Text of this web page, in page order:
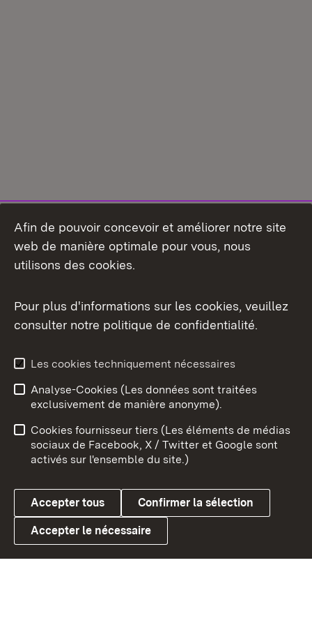
Aperçu des thèmes
Link zum Landesportal
Conseils d'utilisation
Confidentialité
Cookies
Afin de pouvoir concevoir et améliorer notre site
web de manière optimale pour vous, nous
utilisons des cookies.
Pour plus d'informations sur les cookies, veuillez
consulter notre politique de confidentialité.
Les cookies techniquement nécessaires
Analyse-Cookies (Les données sont traitées
exclusivement de manière anonyme).
Cookies fournisseur tiers (Les éléments de médias
sociaux de Facebook, X / Twitter et Google sont
activés sur l'ensemble du site.)
Accepter tous Confirmer la sélection
Accepter le nécessaire